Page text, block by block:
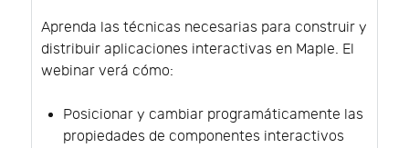
Aprenda las técnicas necesarias para construir y
distribuir aplicaciones interactivas en Maple. El
webinar verá cómo:
Posicionar y cambiar programáticamente las
propiedades de componentes interactivos